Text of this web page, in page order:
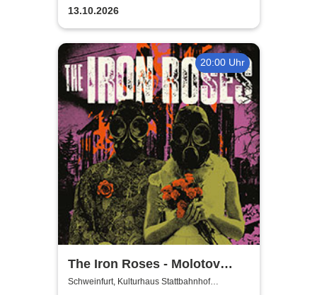
Schweinfurt
13.10.2026
20:00 Uhr
The Iron Roses - Molotov
Nights Tour 2026
Schweinfurt, Kulturhaus Stattbahnhof